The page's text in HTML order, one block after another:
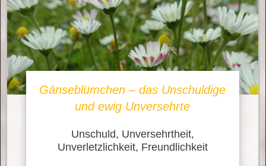
Gänseblümchen – das Unschuldige
und ewig Unversehrte
Unschuld, Unversehrtheit,
Unverletzlichkeit, Freundlichkeit